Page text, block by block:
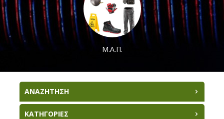
Μ.Α.Π.
ΑΝΑΖΗΤΗΣΗ
ΚΑΤΗΓΟΡΙΕΣ